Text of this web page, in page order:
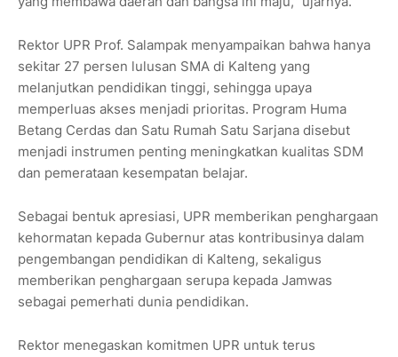
Rektor UPR Prof. Salampak menyampaikan bahwa hanya
sekitar 27 persen lulusan SMA di Kalteng yang
melanjutkan pendidikan tinggi, sehingga upaya
memperluas akses menjadi prioritas. Program Huma
Betang Cerdas dan Satu Rumah Satu Sarjana disebut
menjadi instrumen penting meningkatkan kualitas SDM
dan pemerataan kesempatan belajar.
Sebagai bentuk apresiasi, UPR memberikan penghargaan
kehormatan kepada Gubernur atas kontribusinya dalam
pengembangan pendidikan di Kalteng, sekaligus
memberikan penghargaan serupa kepada Jamwas
sebagai pemerhati dunia pendidikan.
Rektor menegaskan komitmen UPR untuk terus